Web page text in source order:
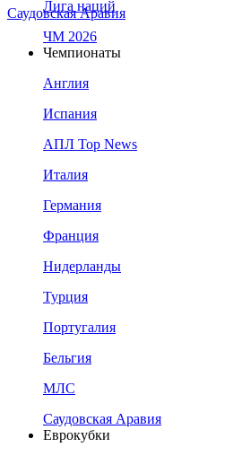
Саудовская Аравия
Лига наций
ЧМ 2026
Чемпионаты
Англия
Испания
АПЛ Top News
Италия
Германия
Франция
Нидерланды
Турция
Португалия
Бельгия
МЛС
Саудовская Аравия
Еврокубки